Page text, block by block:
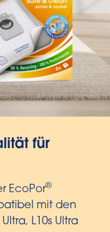
für
EcoPor®
mit den
L10s Ultra​